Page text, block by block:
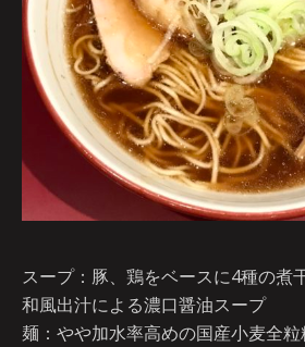
スープ：豚、鶏をベースに4種の煮
和風出汁による濃口醤油スープ
麺：やや加水率高めの国産小麦全